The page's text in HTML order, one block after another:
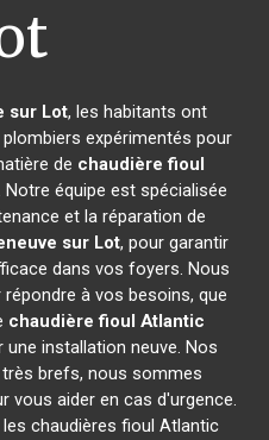
sur Lot, les habitants ont
expérimentés pour
de chaudière fioul
Notre équipe est spécialisée
et la réparation de
sur Lot, pour garantir
dans vos foyers. Nous
à vos besoins, que
chaudière fioul Atlantic
installation neuve. Nos
brefs, nous sommes
vous aider en cas d'urgence.
chaudières fioul Atlantic